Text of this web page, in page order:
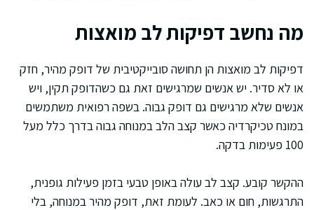
מה נחשב דפיקות לב מואצות
דפיקות לב מואצות הן תחושה סובייקטיבית של דופק מהיר, חזק
או לא סדיר. יש אנשים שמרגישים זאת גם כשהדופק תקין, ויש
אנשים שלא מרגישים גם דופק גבוה. בשפה רפואית משתמשים
במונח טכיקרדיה כאשר קצב הלב במנוחה גבוה בדרך כלל מעל
100 פעימות בדקה.
ההקשר קובע. קצב לב עולה באופן טבעי בזמן פעילות גופנית,
התרגשות, חום או כאב. לעומת זאת, דופק מהיר במנוחה, בלי